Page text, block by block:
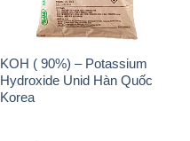
KOH ( 90%) – Potassium
Hydroxide Unid Hàn Quốc
Korea